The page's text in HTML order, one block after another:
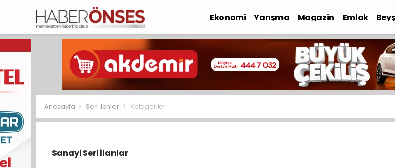
Ekonomi Yarışma Magazin Emlak
Anasayfa Seri İlanlar Kategoriler
Sanayi Seri İlanlar